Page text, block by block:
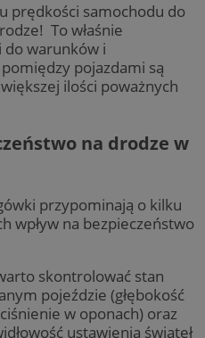
prędkości samochodu do
To właśnie
warunków i
pojazdami są
ilości poważnych
na drodze w
przypominają o kilku
wpływ na bezpieczeństwo
skontrolować stan
pojeździe (głębokość
w oponach) oraz
ustawienia świateł